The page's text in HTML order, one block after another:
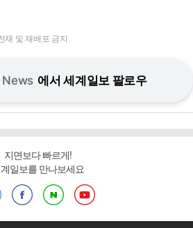
및 재배포 금지
News 에서 세계일보 팔로우
지면보다 빠르게!
일보를 만나보세요